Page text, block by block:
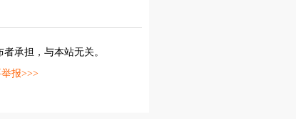
承担，与本站无关。
报>>>